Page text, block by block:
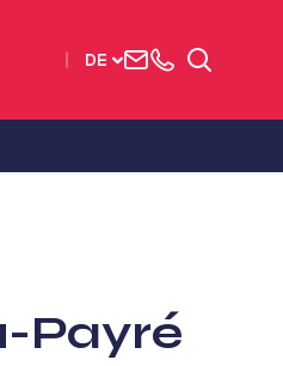
DE
Uns+33Suchen
Payré